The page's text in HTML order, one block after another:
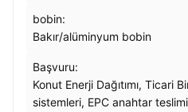
bobin:
Bakır/alüminyum bobin
Başvuru:
Konut Enerji Dağıtımı, Ticari
sistemleri, EPC anahtar